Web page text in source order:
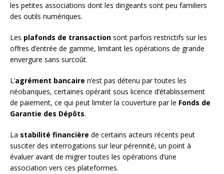
les petites associations dont les dirigeants sont peu familiers
des outils numériques.
Les plafonds de transaction sont parfois restrictifs sur les
offres d’entrée de gamme, limitant les opérations de grande
envergure sans surcoût.
L’agrément bancaire n’est pas détenu par toutes les
néobanques, certaines opérant sous licence d’établissement
de paiement, ce qui peut limiter la couverture par le Fonds de
Garantie des Dépôts.
La stabilité financière de certains acteurs récents peut
susciter des interrogations sur leur pérennité, un point à
évaluer avant de migrer toutes les opérations d’une
association vers ces plateformes.